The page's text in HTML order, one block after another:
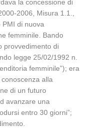
la concessione di
2006, Misura 1.1.,
PMI di nuova
femminile. Bando
provvedimento di
legge 25/02/1992 n.
femminile”); era
alla
di un futuro
avanzare una
entro 30 giorni”;